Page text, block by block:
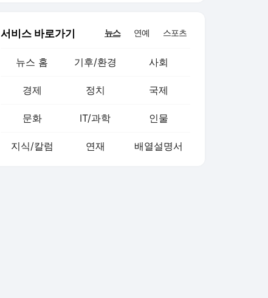
서비스 바로가기 뉴스 연예 스포츠
뉴스 홈 기후/환경 사회
경제 정치 국제
문화 IT/과학 인물
지식/칼럼 연재 배열설명서